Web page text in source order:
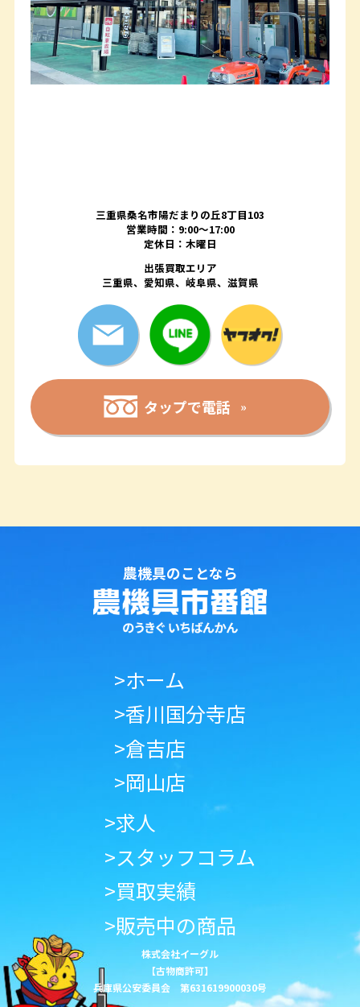
三重県桑名市陽だまりの丘8丁目103
営業時間：9:00〜17:00
定休日：木曜日
出張買取エリア
三重県、愛知県、岐阜県、滋賀県
タップで電話
農機具のことなら
>ホーム
>香川国分寺店
>倉吉店
>岡山店
>求人
>スタッフコラム
>買取実績
>販売中の商品
株式会社イーグル
【古物商許可】
兵庫県公安委員会 第631619900030号